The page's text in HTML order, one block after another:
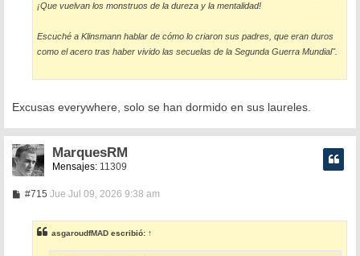
¡Que vuelvan los monstruos de la dureza y la mentalidad!
Escuché a Klinsmann hablar de cómo lo criaron sus padres, que eran duros
como el acero tras haber vivido las secuelas de la Segunda Guerra Mundial".
Excusas everywhere, solo se han dormido en sus laureles.
MarquesRM
Mensajes: 11309
#715M
s
a
Jue Jul 09, 2026 9:38 am
asgaroudfMAD escribió: ↑